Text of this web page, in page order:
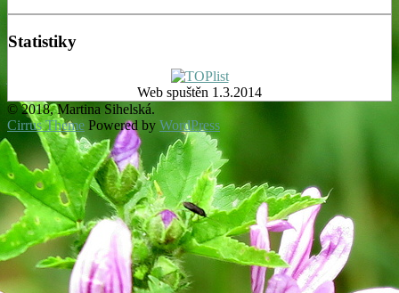
Statistiky
Web spuštěn 1.3.2014
© 2018, Martina Sihelská.
Cirrus Theme Powered by WordPress